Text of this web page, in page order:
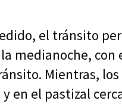
el tránsito
medianoche, con
Mientras,
en el pastizal